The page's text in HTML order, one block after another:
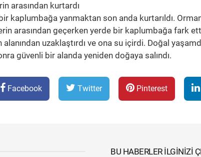
arasından kurtardı
bir kaplumbağa yanmaktan son anda kurtarıldı.
arasından geçerken yerde bir kaplumbağa fark
alanından uzaklaştırdı ve ona su içirdi. Doğal
güvenli bir alanda yeniden doğaya salındı.
Facebook Twitter Pinterest
BU HABERLER İLGINIZI